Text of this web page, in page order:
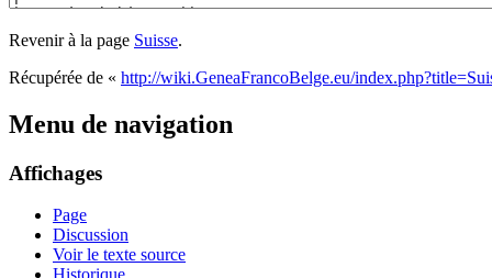
Revenir à la page Suisse.
Récupérée de « http://wiki.GeneaFrancoBelge.eu/
Menu de navigation
Affichages
Page
Discussion
Voir le texte source